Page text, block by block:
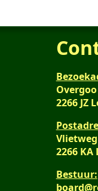
2266 JZ
2266
Bestuur: